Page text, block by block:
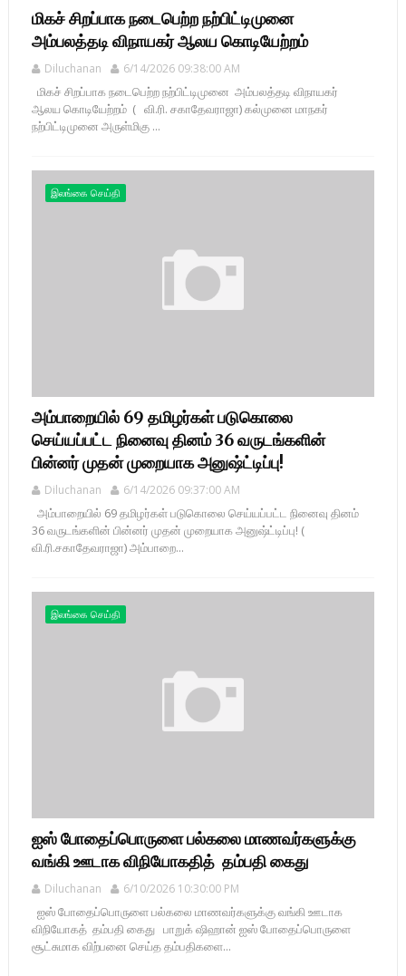
மிகச் சிறப்பாக நடைபெற்ற நற்பிட்டிமுனை
அம்பலத்தடி விநாயகர் ஆலய கொடியேற்றம்
Diluchanan 6/14/2026 09:38:00 AM
மிகச் சிறப்பாக நடைபெற்ற நற்பிட்டிமுனை அம்பலத்தடி விநாயகர்
ஆலய கொடியேற்றம் ( வி.ரி. சகாதேவராஜா) கல்முனை மாநகர்
நற்பிட்டிமுனை அருள்மிகு ...
இலங்கை செய்தி
அம்பாறையில் 69 தமிழர்கள் படுகொலை
செய்யப்பட்ட நினைவு தினம் 36 வருடங்களின்
பின்னர் முதன் முறையாக அனுஷ்ட்டிப்பு!
Diluchanan 6/14/2026 09:37:00 AM
அம்பாறையில் 69 தமிழர்கள் படுகொலை செய்யப்பட்ட நினைவு தினம்
36 வருடங்களின் பின்னர் முதன் முறையாக அனுஷ்ட்டிப்பு! (
வி.ரி.சகாதேவராஜா) அம்பாறை...
இலங்கை செய்தி
ஐஸ் போதைப்பொருளை பல்கலை மாணவர்களுக்கு
வங்கி ஊடாக விநியோகதித் தம்பதி கைது
Diluchanan 6/10/2026 10:30:00 PM
ஐஸ் போதைப்பொருளை பல்கலை மாணவர்களுக்கு வங்கி ஊடாக
விநியோகத் தம்பதி கைது பாறுக் ஷிஹான் ஐஸ் போதைப்பொருளை
சூட்சுமாக விற்பனை செய்த தம்பதிகளை...